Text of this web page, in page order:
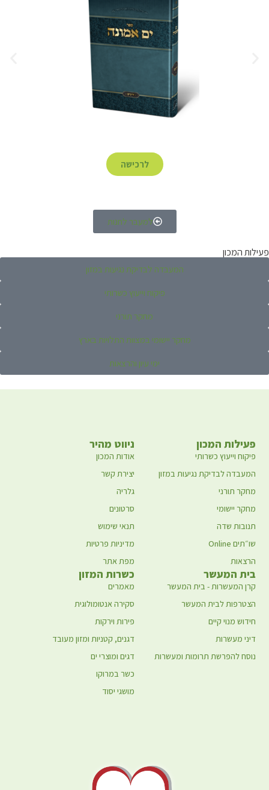
לרכישה
למעבר לחנות
פעילות המכון
המעבדה לבדיקת נגיעות במזון
פיקוח וייעוץ כשרותי
מחקר תורני
מחקר יישומי במצוות התלויות בארץ
ימי עיון והרצאות
ניווט מהיר
אודות המכון
יצירת קשר
גלריה
סרטונים
תנאי שימוש
מדיניות פרטיות
מפת אתר
פעילות המכון
פיקוח וייעוץ כשרותי
המעבדה לבדיקת נגיעות במזון
מחקר תורני
מחקר יישומי
תנובות שדה
שו״תים Online
הרצאות
כשרות המזון
מאמרים
סקירה אנטומולוגית
פירות וירקות
דגנים, קטניות ומזון מעובד
דגים ומוצרי ים
כשר במרוקו
מושגי יסוד
בית המעשר
קרן המעשרות - בית המעשר
הצטרפות לבית המעשר
חידוש מנוי קיים
דיני מעשרות
נוסח להפרשת תרומות ומעשרות